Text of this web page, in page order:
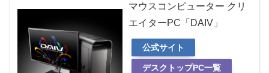
マウスコンピューター クリ
エイターPC「DAIV」
公式サイト
デスクトップPC一覧